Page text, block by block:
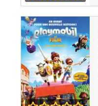
Irréductible